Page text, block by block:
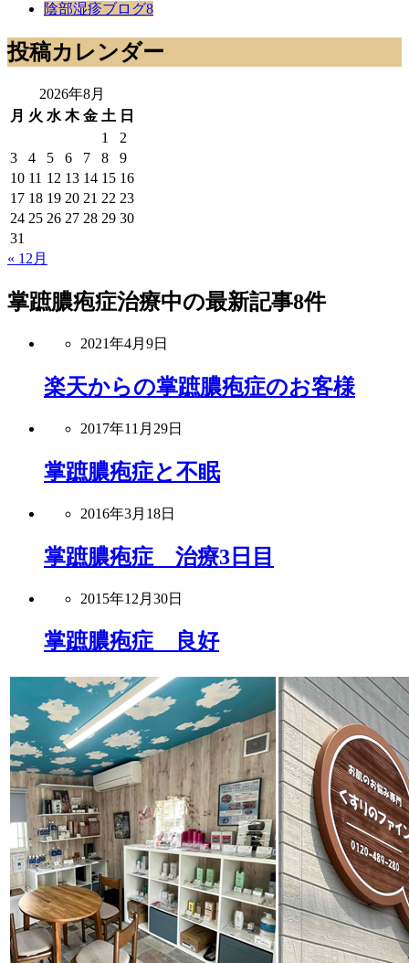
陰部湿疹ブログ8
投稿カレンダー
2026年8月
月 火 水 木 金 土 日
1
2
3
4 5 6 7 8
9
10 11 12 13 14 15 16
17 18 19 20 21 22 23
24 25 26 27 28 29 30
31
« 12月
掌蹠膿疱症治療中の最新記事8件
2021年4月9日
楽天からの掌蹠膿疱症のお客様
2017年11月29日
掌蹠膿疱症と不眠
2016年3月18日
掌蹠膿疱症 治療3日目
2015年12月30日
掌蹠膿疱症 良好